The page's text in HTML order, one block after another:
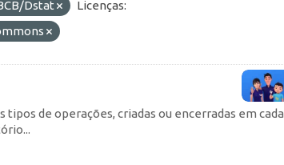
Dstat
Licenças:
de operações, criadas ou encerradas em cada